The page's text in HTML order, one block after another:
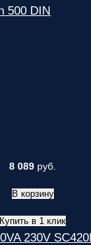
500 DIN
8 089 руб.
В корзину
Купить в 1 клик
230V SC420I